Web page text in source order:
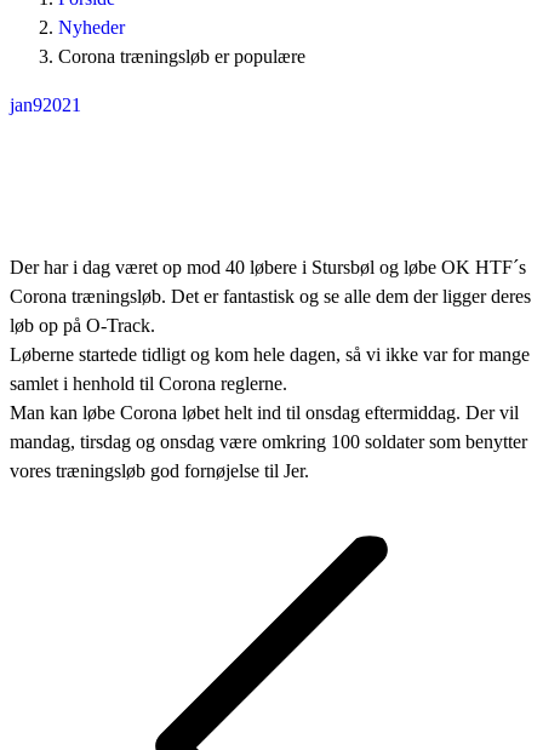
Nyheder
Corona træningsløb er populære
jan92021
Der har i dag været op mod 40 løbere i Stursbøl og løbe OK HTF´s
Corona træningsløb. Det er fantastisk og se alle dem der ligger deres
løb op på O-Track.
Løberne startede tidligt og kom hele dagen, så vi ikke var for mange
samlet i henhold til Corona reglerne.
Man kan løbe Corona løbet helt ind til onsdag eftermiddag. Der vil
mandag, tirsdag og onsdag være omkring 100 soldater som benytter
vores træningsløb god fornøjelse til Jer.